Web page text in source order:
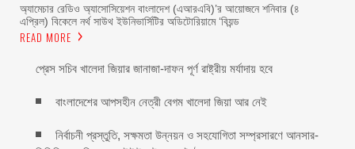
অ্যামেচার রেডিও অ্যাসোসিয়েশন বাংলাদেশ (এআরএবি)’র আয়োজনে শনিবার (৪
এপ্রিল) বিকেলে নর্থ সাউথ ইউনিভার্সিটির অডিটোরিয়ামে ‘বিয়ন্ড
READ MORE
প্রেস সচিব খালেদা জিয়ার জানাজা-দাফন পূর্ণ রাষ্ট্রীয় মর্যাদায় হবে
বাংলাদেশের আপসহীন নেত্রী বেগম খালেদা জিয়া আর নেই
নির্বাচনী প্রস্তুতি, সক্ষমতা উন্নয়ন ও সহযোগিতা সম্প্রসারণে আনসার-